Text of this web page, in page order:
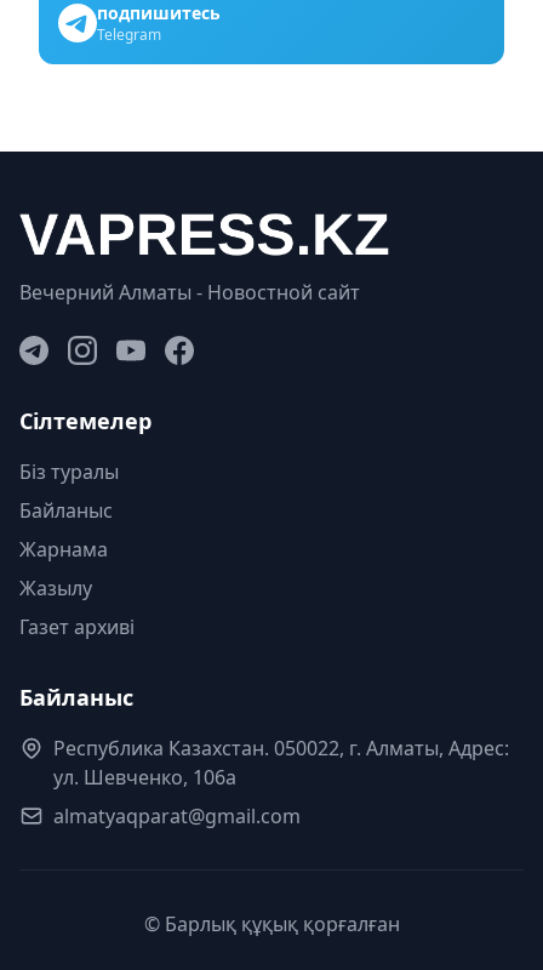
подпишитесь
Telegram
Вечерний Алматы - Новостной сайт
Сілтемелер
Біз туралы
Байланыс
Жарнама
Жазылу
Газет архиві
Байланыс
Республика Казахстан. 050022, г. Алматы, Адрес:
ул. Шевченко, 106а
almatyaqparat@gmail.com
© Барлық құқық қорғалған